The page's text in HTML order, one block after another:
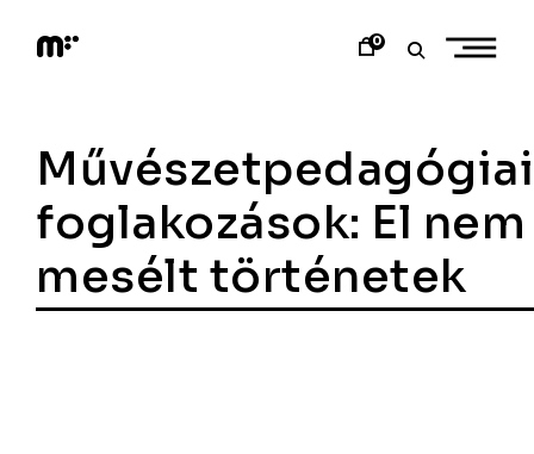
content
m
a
r
t
0
Művészetpedagógiai
foglakozások: El nem
mesélt történetek